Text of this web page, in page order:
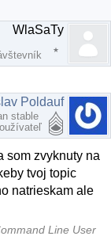
WlaSaTy
Poldauf
stable
som zvyknuty na
tvoj topic
natrieskam ale
Line User